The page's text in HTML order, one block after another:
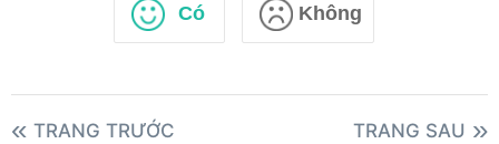
Có Không
TRANG TRƯỚC TRANG SAU